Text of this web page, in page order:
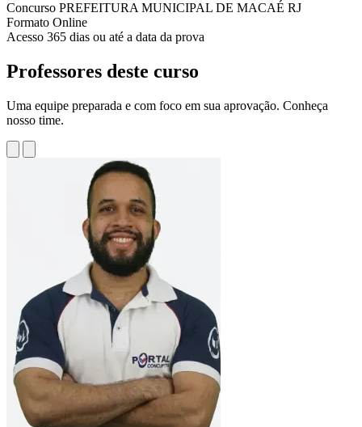
Concurso PREFEITURA MUNICIPAL DE MACAÉ RJ
Formato Online
Acesso 365 dias ou até a data da prova
Professores deste curso
Uma equipe preparada e com foco em sua aprovação. Conheça
nosso time.